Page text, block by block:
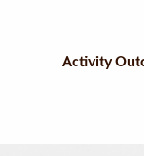
Activity